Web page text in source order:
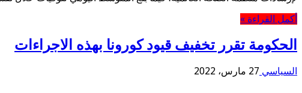
أكمل القراءة »
الحكومة تقرر تخفيف قيود كورونا بهذه الاجراءات
السياسي 27 مارس، 2022